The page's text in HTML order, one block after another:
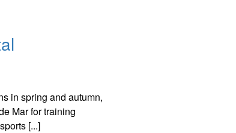
in spring and autumn,
Mar for training
[...]